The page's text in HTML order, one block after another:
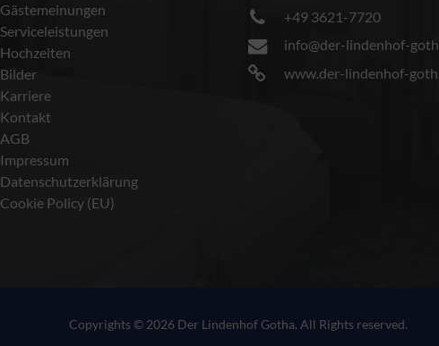
Gästemeinungen
Serviceleistungen
Hochzeiten
Bilder
Karriere
Kontakt
AGB
Impressum
Datenschutzerklärung
Cookie Policy (EU)
+49 3621-7720
info@der-lindenhof-
www.der-lindenhof-
Copyrights © 2026 Der Lindenhof Gotha. All Rights reserved.